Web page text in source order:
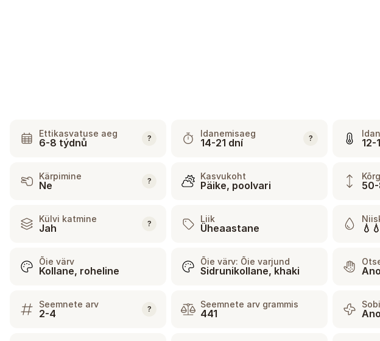
Ettikasvatuse aeg
6-8 týdnů ? Idanemisaeg
14-21 dní ? 12-
Kärpimine
Ne ? Kasvukoht
Päike, poolvari
Külvi katmine
Jah ? Liik
Üheaastane 💧💧
Õie värv
Kollane, roheline
Õie värv: Õie varjund
Sidrunikollane, khaki Ano
Seemnete arv
2-4 ? Seemnete arv grammis
441 Ano